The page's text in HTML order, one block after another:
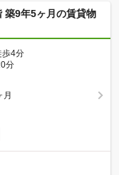
築9年5ヶ月の賃貸物
歩4分
分
月